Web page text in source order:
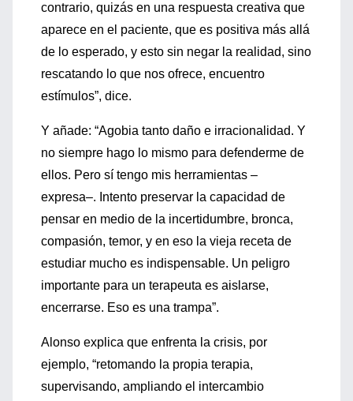
contrario, quizás en una respuesta creativa que
aparece en el paciente, que es positiva más allá
de lo esperado, y esto sin negar la realidad, sino
rescatando lo que nos ofrece, encuentro
estímulos”, dice.
Y añade: “Agobia tanto daño e irracionalidad. Y
no siempre hago lo mismo para defenderme de
ellos. Pero sí tengo mis herramientas –
expresa–. Intento preservar la capacidad de
pensar en medio de la incertidumbre, bronca,
compasión, temor, y en eso la vieja receta de
estudiar mucho es indispensable. Un peligro
importante para un terapeuta es aislarse,
encerrarse. Eso es una trampa”.
Alonso explica que enfrenta la crisis, por
ejemplo, “retomando la propia terapia,
supervisando, ampliando el intercambio